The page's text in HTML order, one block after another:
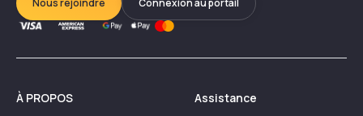
À PROPOS Assistance